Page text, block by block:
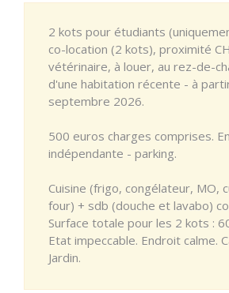
2 kots pour étudiants
co-location (2 kots), proximité
vétérinaire, à louer, au rez-de-
d'une habitation récente - à
septembre 2026.
500 euros charges comprises.
indépendante - parking.
Cuisine (frigo, congélateur, MO,
four) + sdb (douche et lavabo)
Surface totale pour les 2 kots :
Etat impeccable. Endroit calme.
Jardin.